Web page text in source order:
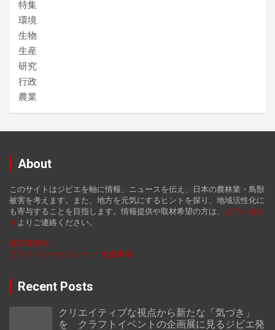
特集
環境
生物
生産
研究
行政
農業
About
このサイトはジビエを軸に情報、ニュースを伝え、日本の農林業・鳥獣
被害を考えます。また、地方を元気にするヒントを探り、地域活性化に
も寄与することを目指します。情報提供や取材希望の方は、 お問い合わ
せよりご連絡ください。
運営者情報
プライバシーポリシー ／ 免責事項
Recent Posts
クリエイティブな視点から新たな「気づき」
を クラフトイベントの企画展に見るジビエ発